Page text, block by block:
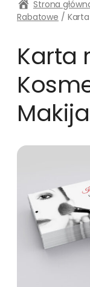
Strona
Rabatowe /
Karta